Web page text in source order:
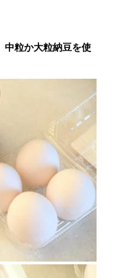
中粒か大粒納豆を使